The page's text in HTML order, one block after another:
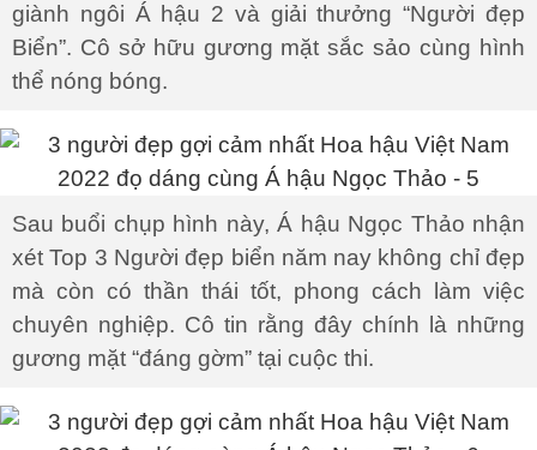
giành ngôi Á hậu 2 và giải thưởng “Người đẹp
Biển”. Cô sở hữu gương mặt sắc sảo cùng hình
thể nóng bóng.
Sau buổi chụp hình này, Á hậu Ngọc Thảo nhận
xét Top 3 Người đẹp biển năm nay không chỉ đẹp
mà còn có thần thái tốt, phong cách làm việc
chuyên nghiệp. Cô tin rằng đây chính là những
gương mặt “đáng gờm” tại cuộc thi.